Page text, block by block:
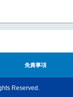
免責事項
Reserved.